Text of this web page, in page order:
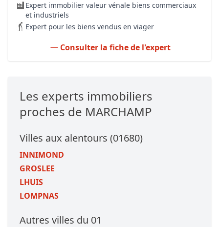
Expert immobilier valeur vénale biens commerciaux
et industriels
Expert pour les biens vendus en viager
Consulter la fiche de l'expert
Les experts immobiliers
proches de MARCHAMP
Villes aux alentours (01680)
INNIMOND
GROSLEE
LHUIS
LOMPNAS
Autres villes du 01